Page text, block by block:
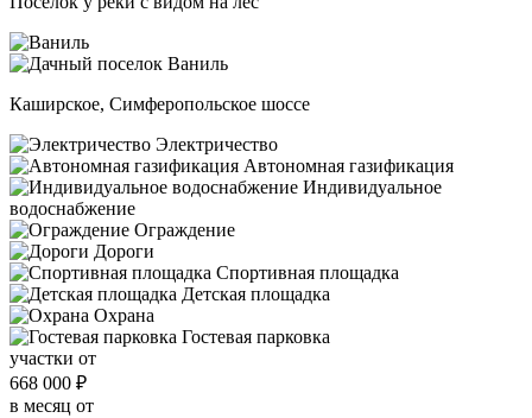
Каширское, Симферопольское шоссе
Электричество
Автономная газификация
Индивидуальное
водоснабжение
Ограждение
Дороги
Спортивная площадка
Детская площадка
Охрана
Гостевая парковка
участки от
668 000 ₽
в месяц от